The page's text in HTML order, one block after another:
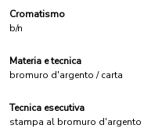
Cromatismo
b/n
Materia e tecnica
bromuro d'argento / carta
Tecnica esecutiva
stampa al bromuro d'argento